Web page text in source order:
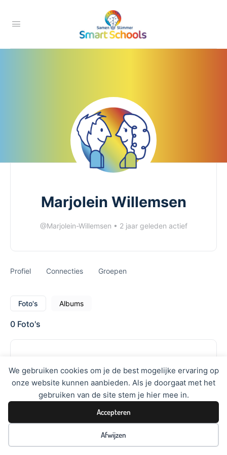
We gebruiken cookies om je de best mogelijke ervaring op
onze website kunnen aanbieden. Als je doorgaat met het
gebruiken van de site stem je hier mee in.
Accepteren
Afwijzen
Marjolein Willemsen
@Marjolein-Willemsen • 2 jaar geleden actief
Profiel Connecties Groepen
Foto's Albums
0 Foto's
Sorry, er zijn geen foto’s gevonden.